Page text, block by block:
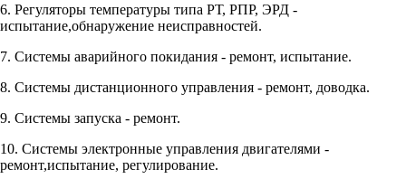
6. Регуляторы температуры типа РТ, РПР, ЭРД -
испытание,обнаружение неисправностей.
7. Системы аварийного покидания - ремонт, испытание.
8. Системы дистанционного управления - ремонт, доводка.
9. Системы запуска - ремонт.
10. Системы электронные управления двигателями -
ремонт,испытание, регулирование.